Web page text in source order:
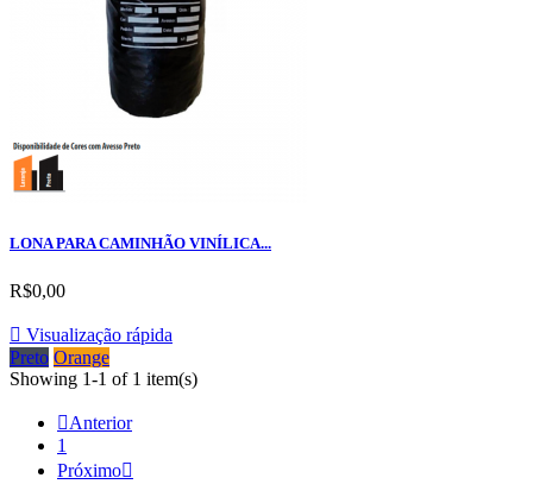
LONA PARA CAMINHÃO VINÍLICA...
R$0,00
 Visualização rápida
Preto Orange
Showing 1-1 of 1 item(s)
Anterior
1
Próximo